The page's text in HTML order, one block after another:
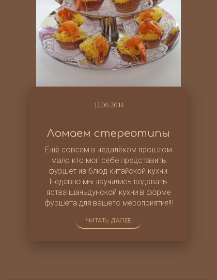
12.06.2014
Ломаем стереотипы
Ещё совсем в недалёком прошлом
мало кто мог себе представить
фуршет из блюд китайской кухни.
Недавно мы научились подавать
яства шаньдунской кухни в форме
фуршета для вашего мероприятия!!!
ЧИТАТЬ ДАЛЕЕ